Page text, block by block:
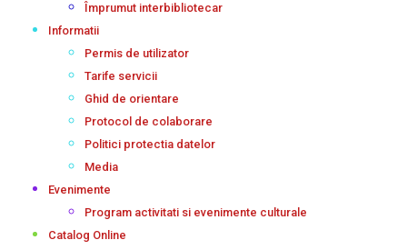
Împrumut interbibliotecar
Informatii
Permis de utilizator
Tarife servicii
Ghid de orientare
Protocol de colaborare
Politici protectia datelor
Media
Evenimente
Program activitati si evenimente culturale
Catalog Online